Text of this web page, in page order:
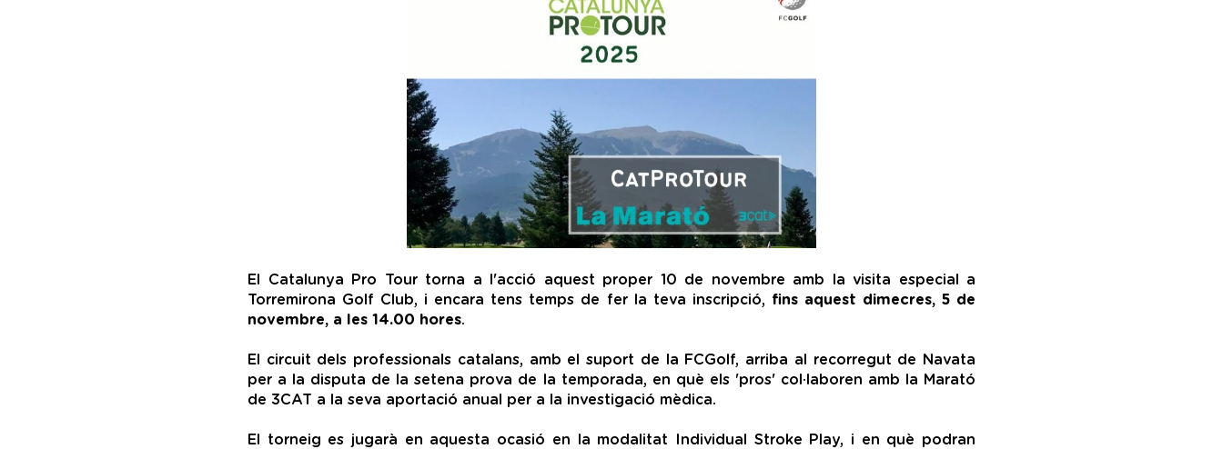
El Catalunya Pro Tour torna a l'acció aquest proper 10 de novembre amb la visita especial a
Torremirona Golf Club, i encara tens temps de fer la teva inscripció, fins aquest dimecres, 5 de
novembre, a les 14.00 hores.
El circuit dels professionals catalans, amb el suport de la FCGolf, arriba al recorregut de Navata
per a la disputa de la setena prova de la temporada, en què els 'pros' col·laboren amb la Marató
de 3CAT a la seva aportació anual per a la investigació mèdica.
El torneig es jugarà en aquesta ocasió en la modalitat Individual Stroke Play, i en què podran